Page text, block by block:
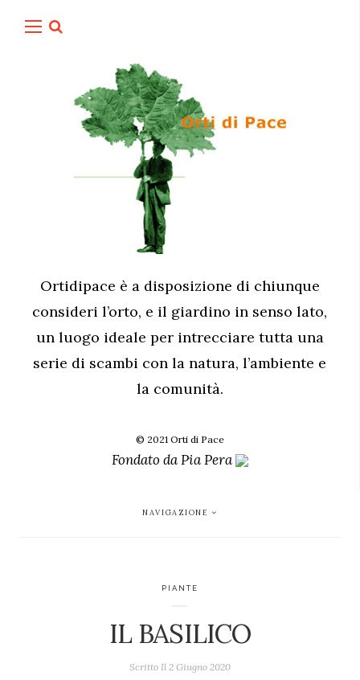
Ortidipace è a disposizione di chiunque
consideri l’orto, e il giardino in senso lato,
un luogo ideale per intrecciare tutta una
serie di scambi con la natura, l’ambiente e
la comunità.
© 2021 Orti di Pace
Fondato daPia Pera
NAVIGAZIONE
PIANTE
IL BASILICO
Scritto Il 2 Giugno 2020